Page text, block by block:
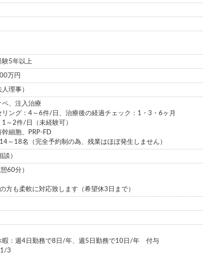
験5年以上
万円
理事）
、注入治療
リング：4～6件/日、治療後の経過チェック：1・3・6ヶ月
1～2件/日（未経験可）
幹細胞、PRP-FD
～18名（完全予約制の為、残業はほぼ発生しません）
）
60分）
方も柔軟に対応致します（希望休3日まで）
暇：週4日勤務で8日/年、週5日勤務で10日/年 付与
1/3